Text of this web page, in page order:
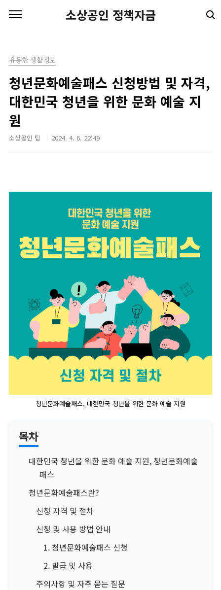
소상공인 정책자금
유용한 생활정보
청년문화예술패스 신청방법 및 자격,
대한민국 청년을 위한 문화 예술 지
원
소상공인 팁 2024. 4. 6. 22:49
청년문화예술패스, 대한민국 청년을 위한 문화 예술 지원
목차
대한민국 청년을 위한 문화 예술 지원, 청년문화예술
패스
청년문화예술패스란?
신청 자격 및 절차
신청 및 사용 방법 안내
1. 청년문화예술패스 신청
2. 발급 및 사용
주의사항 및 자주 묻는 질문